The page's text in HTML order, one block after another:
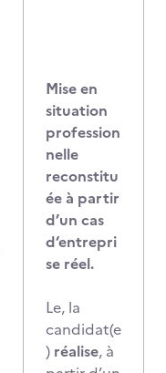
Mise en
situation
profession
nelle
reconstitu
ée à partir
d’un cas
d‘entrepri
se réel.
Le, la
candidat(e
) réalise, à